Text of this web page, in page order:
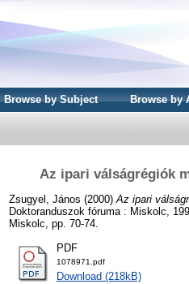
Browse by Subject Browse by
Az ipari válságrégiók
Zsugyel, János (2000) Az ipari
Doktoranduszok fóruma : Miskolc,
Miskolc, pp. 70-74.
PDF
1078971.pdf
Download (218kB)